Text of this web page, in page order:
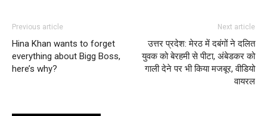
Previous article
Hina Khan wants to forget
everything about Bigg Boss,
here’s why?
Next article
उत्तर प्रदेश: मेरठ में दबंगों ने दलित
युवक को बेरहमी से पीटा, अंबेडकर को
गाली देने पर भी किया मजबूर, वीडियो
वायरल